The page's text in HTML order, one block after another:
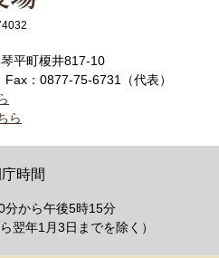
平町榎井817-10
Fax：0877-75-6731（代表）
ら
庁時間
から午後5時15分
翌年1月3日までを除く）